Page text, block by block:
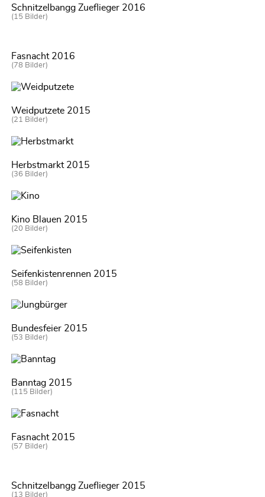
Schnitzelbangg Zueflieger 2016
(15 Bilder)
Fasnacht 2016
(78 Bilder)
Weidputzete 2015
(21 Bilder)
Herbstmarkt 2015
(36 Bilder)
Kino Blauen 2015
(20 Bilder)
Seifenkistenrennen 2015
(58 Bilder)
Bundesfeier 2015
(53 Bilder)
Banntag 2015
(115 Bilder)
Fasnacht 2015
(57 Bilder)
Schnitzelbangg Zueflieger 2015
(13 Bilder)